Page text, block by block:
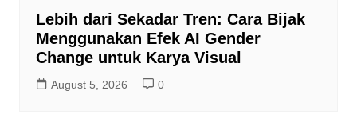
Lebih dari Sekadar Tren: Cara Bijak
Menggunakan Efek AI Gender
Change untuk Karya Visual
August 5, 2026 0